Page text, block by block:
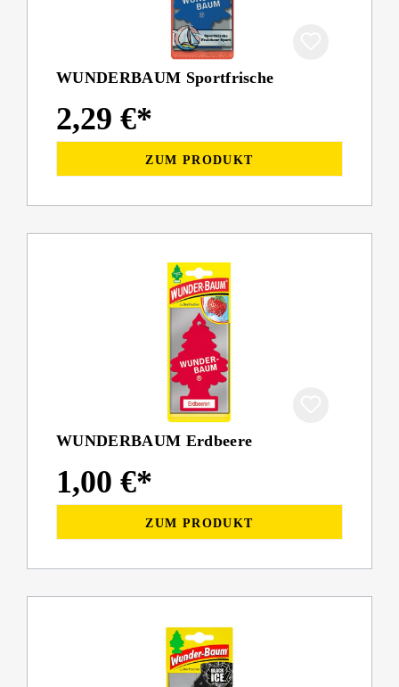
WUNDERBAUM Sportfrische
2,29 €*
ZUM PRODUKT
WUNDERBAUM Erdbeere
1,00 €*
ZUM PRODUKT